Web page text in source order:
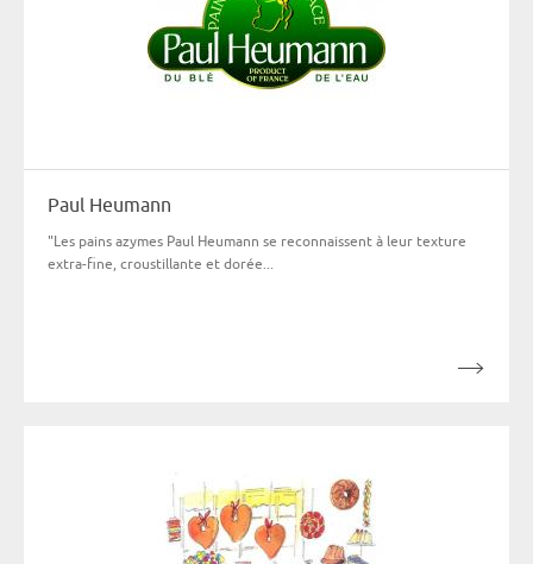
Paul Heumann
"Les pains azymes Paul Heumann se reconnaissent à leur texture
extra-fine, croustillante et dorée...